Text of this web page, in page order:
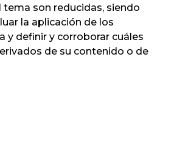
son reducidas, siendo
la aplicación de los
y definir y corroborar cuáles
de su contenido o de